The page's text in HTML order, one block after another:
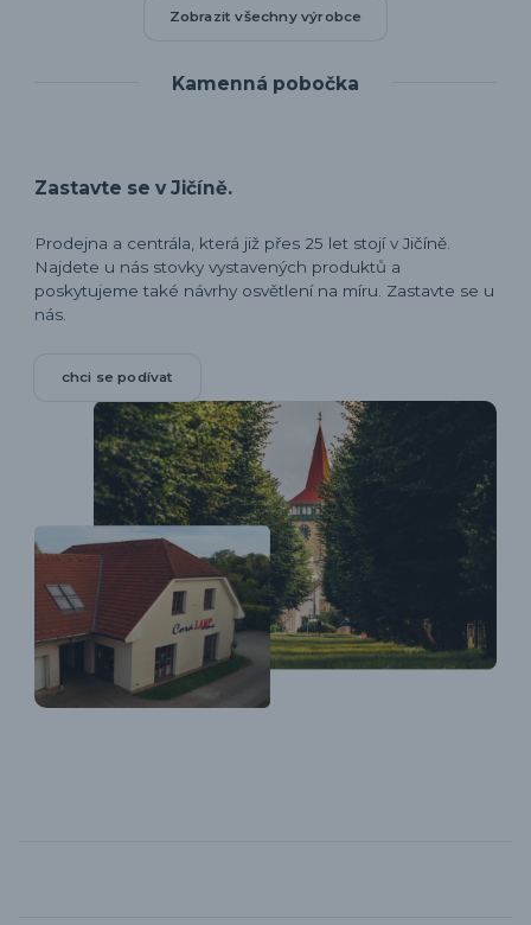
Zobrazit všechny výrobce
Kamenná pobočka
Zastavte se v Jičíně.
Prodejna a centrála, která již přes 25 let stojí v Jičíně.
Najdete u nás stovky vystavených produktů a
poskytujeme také návrhy osvětlení na míru. Zastavte se u
nás.
chci se podívat